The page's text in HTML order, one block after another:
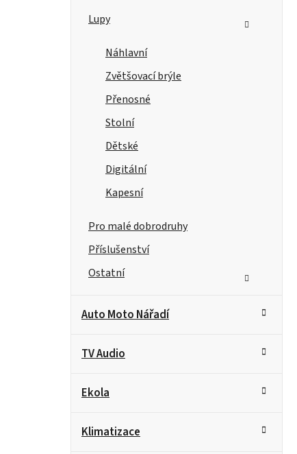
Lupy
Náhlavní
Zvětšovací brýle
Přenosné
Stolní
Dětské
Digitální
Kapesní
Pro malé dobrodruhy
Příslušenství
Ostatní
Auto Moto Nářadí
TV Audio
Ekola
Klimatizace